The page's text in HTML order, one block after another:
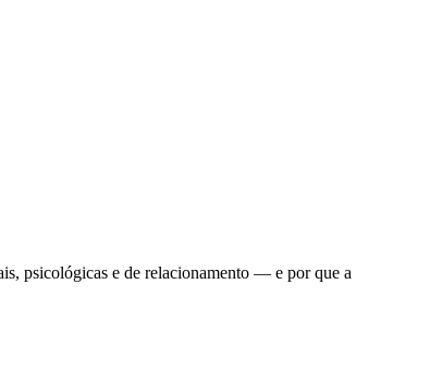
psicológicas e de relacionamento — e por que a